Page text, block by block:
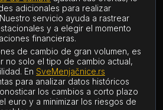
adicionales para realizar
servicio ayuda a rastrear
y a elegir el momento
financieras.
de cambio de gran volumen, es
no solo el tipo de cambio actual,
En SveMenjačnice.rs
para analizar datos históricos
los cambios a corto plazo
euro y a minimizar los riesgos de